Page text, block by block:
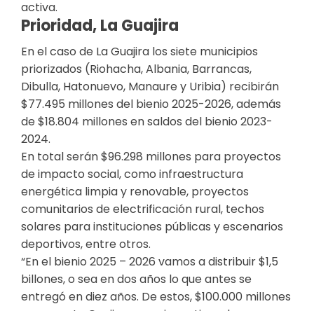
activa.
Prioridad, La Guajira
En el caso de La Guajira los siete municipios
priorizados (Riohacha, Albania, Barrancas,
Dibulla, Hatonuevo, Manaure y Uribia) recibirán
$77.495 millones del bienio 2025-2026, además
de $18.804 millones en saldos del bienio 2023-
2024.
En total serán $96.298 millones para proyectos
de impacto social, como infraestructura
energética limpia y renovable, proyectos
comunitarios de electrificación rural, techos
solares para instituciones públicas y escenarios
deportivos, entre otros.
“En el bienio 2025 – 2026 vamos a distribuir $1,5
billones, o sea en dos años lo que antes se
entregó en diez años. De estos, $100.000 millones